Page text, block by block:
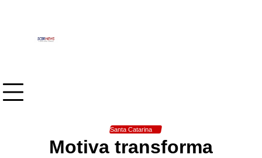
Santa Catarina
Motiva transforma